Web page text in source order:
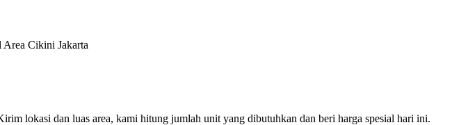
lokasi dan luas area, kami hitung jumlah unit yang dibutuhkan dan beri harga spesial hari ini.